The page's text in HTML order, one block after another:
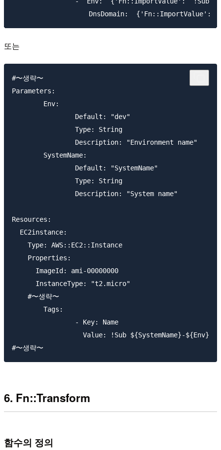
또는
#〜생략〜
Parameters:
Resources:
  EC2instance:
    Type: AWS::EC2::Instance
    Properties:
      ImageId: ami-00000000
      InstanceType: "t2.micro"
    #〜생략〜
6. Fn::Transform
함수의 정의